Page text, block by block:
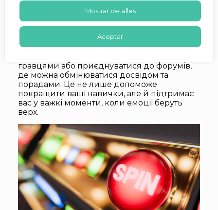
незалежно від результату. Якщо ви
відчуваєте, що програєте контроль, краще
зробити перерву. Це може допомогти вам
оцінити ситуацію з боку і не допустити
гравцями або приєднуватися до форумів,
де можна обмінюватися досвідом та
порадами. Це не лише допоможе
покращити ваші навички, але й підтримає
вас у важкі моменти, коли емоції беруть
верх.
Mostrar detalles
Aceptar